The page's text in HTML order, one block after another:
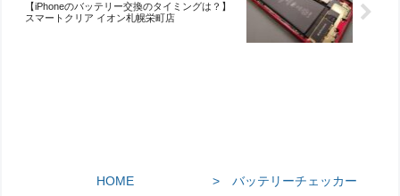
【iPhoneのバッテリー交換のタイミングは？】
スマートクリア イオン札幌栄町店
HOME
> バッテリーチェッカー